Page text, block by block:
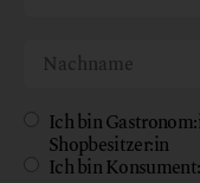
Ich bin
Shopbesitzer:in
Ich bin